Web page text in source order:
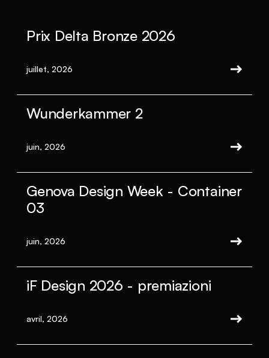
Prix Delta Bronze 2026
juillet, 2026
Wunderkammer 2
juin, 2026
Genova Design Week - Container
03
juin, 2026
iF Design 2026 - premiazioni
avril, 2026